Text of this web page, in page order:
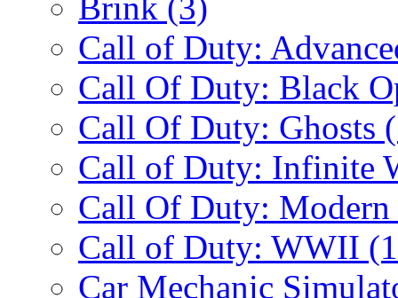
Call of Duty:
Call Of Duty: Black
Call Of Duty: Ghosts
Call of Duty: Infinite
Call Of Duty:
Call of Duty: WWII
Car Mechanic